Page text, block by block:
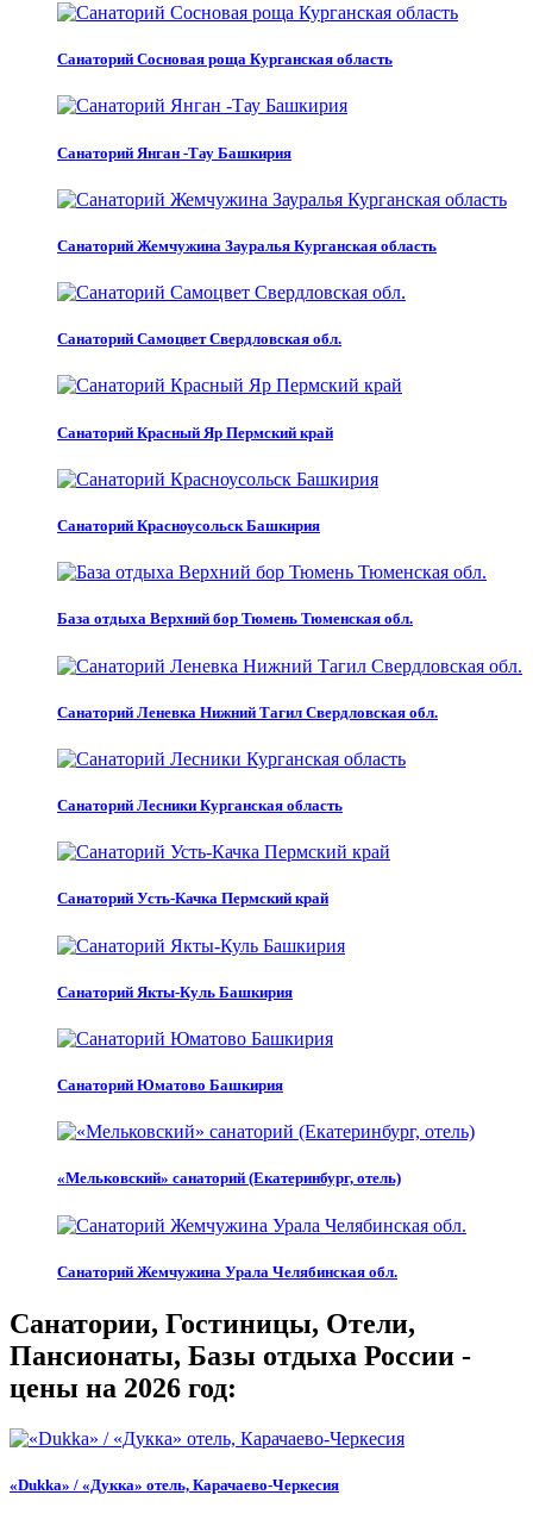
Санаторий Сосновая роща Курганская область
Санаторий Янган -Тау Башкирия
Санаторий Жемчужина Зауралья Курганская область
Санаторий Самоцвет Свердловская обл.
Санаторий Красный Яр Пермский край
Санаторий Красноусольск Башкирия
База отдыха Верхний бор Тюмень Тюменская обл.
Санаторий Леневка Нижний Тагил Свердловская обл.
Санаторий Лесники Курганская область
Санаторий Усть-Качка Пермский край
Санаторий Якты-Куль Башкирия
Санаторий Юматово Башкирия
«Мельковский» санаторий (Екатеринбург, отель)
Санаторий Жемчужина Урала Челябинская обл.
Санатории, Гостиницы, Отели,
Пансионаты, Базы отдыха России -
цены на 2026 год:
«Dukka» / «Дукка» отель, Карачаево-Черкесия